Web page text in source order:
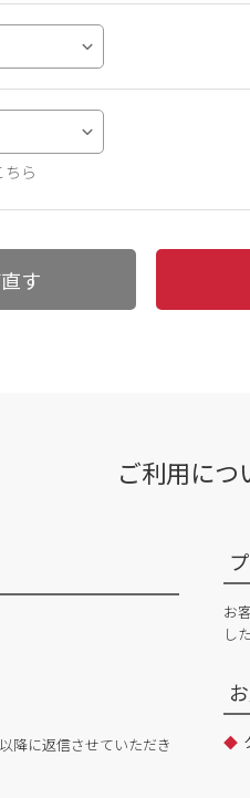
ちら
す
ご利用につ
降に返信させていただき
お
し